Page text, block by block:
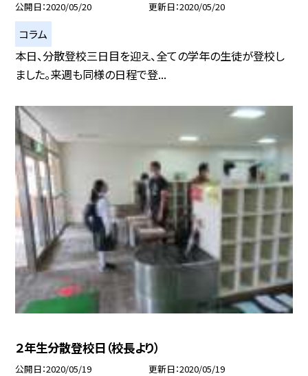
公開日 2020/05/20 更新日 2020/05/20
コラム
本日、分散登校三日目を迎え、全ての学年の生徒が登校し
ました。来週も同様の日程で登...
２年生分散登校日（校長より）
公開日 2020/05/19 更新日 2020/05/19